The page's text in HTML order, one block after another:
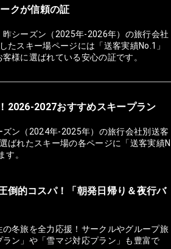
クが信頼の証
シーズン（2025年-2026年）の旅行会社
たスキー場ページには「送客実績No.1」
様に選ばれている安心の証です。
2026-2027おすすめスキープラン
ン（2024年-2025年）の旅行会社別送客
ばれたスキー場の各ページに「送客実績N
す。
倒的コスパ！「朝発日帰り＆夜行バ
冬旅を全力応援！サークルやグループ旅
ン」や「雪マジ対応プラン」も豊富で